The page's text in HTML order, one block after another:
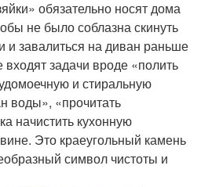
обязательно носят дома
не было соблазна скинуть
и завалиться на диван раньше
задачи вроде «полить
и стиральную
воды», «прочитать
начистить кухонную
Это краеугольный камень
символ чистоты и